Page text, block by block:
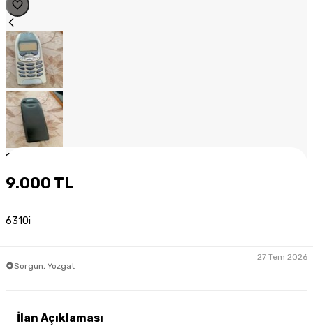
1
9.000 TL
6310i
Sorgun, Yozgat
27 Tem 2026
İlan Açıklaması